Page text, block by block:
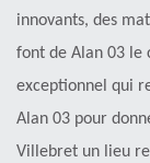
innovants, des
font de Alan 03 le
exceptionnel qui
Alan 03 pour
Villebret un lieu